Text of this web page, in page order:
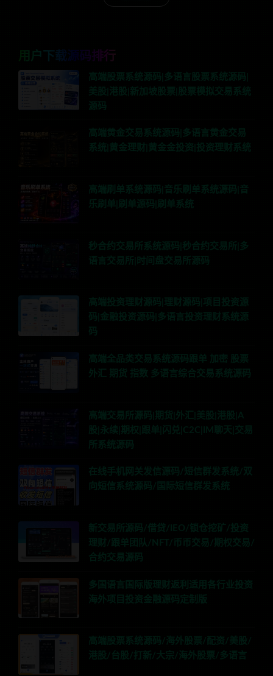
用户下载源码排行
高端股票系统源码|多语言股票系统源码|
美股|港股|新加坡股票|股票模拟交易系统
源码
高端黄金交易系统源码|多语言黄金交易
系统|黄金理财|黄金金投资|投资理财系统
高端刷单系统源码|音乐刷单系统源码|音
乐刷单|刷单源码|刷单系统
秒合约交易所系统源码|秒合约交易所|多
语言交易所|时间盘交易所源码
高端投资理财源码|理财源码|项目投资源
码|金融投资源码|多语言投资理财系统源
码
高端全品类交易系统源码跟单 加密 股票
外汇 期货 指数 多语言综合交易系统源码
高端交易所源码|期货|外汇|美股|港股|A
股|永续|期权|跟单|闪兑|C2C|IM聊天|交易
所系统源码
在线手机网关发信源码/短信群发系统/双
向短信系统源码/国际短信群发系统
新交易所源码/借贷/IEO/锁仓挖矿/投资
理财/跟单团队/NFT/币币交易/期权交易/
合约交易源码
多国语言国际版理财返利适用各行业投资
海外项目投资金融源码定制版
高端股票系统源码/海外股票/配资/美股/
港股/台股/打新/大宗/海外股票/多语言